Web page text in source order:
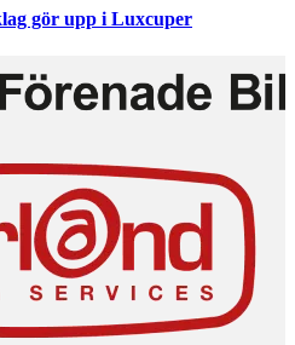
gör upp i Luxcuper